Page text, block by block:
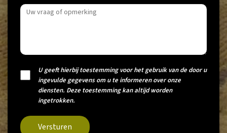
U geeft hierbij toestemming voor het gebruik van de door u
ingevulde gegevens om u te informeren over onze
diensten. Deze toestemming kan altijd worden
ingetrokken.
Versturen